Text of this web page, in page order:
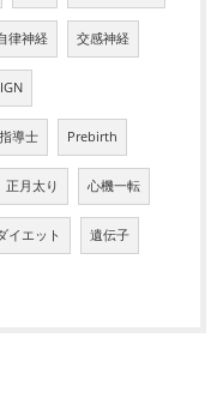
律神経 交感神経
導士 Prebirth
正月太り 心機一転
イエット 遺伝子